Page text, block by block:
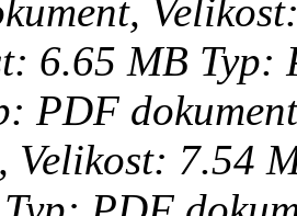
6.65 MB Typ:
PDF
Velikost: 7.54